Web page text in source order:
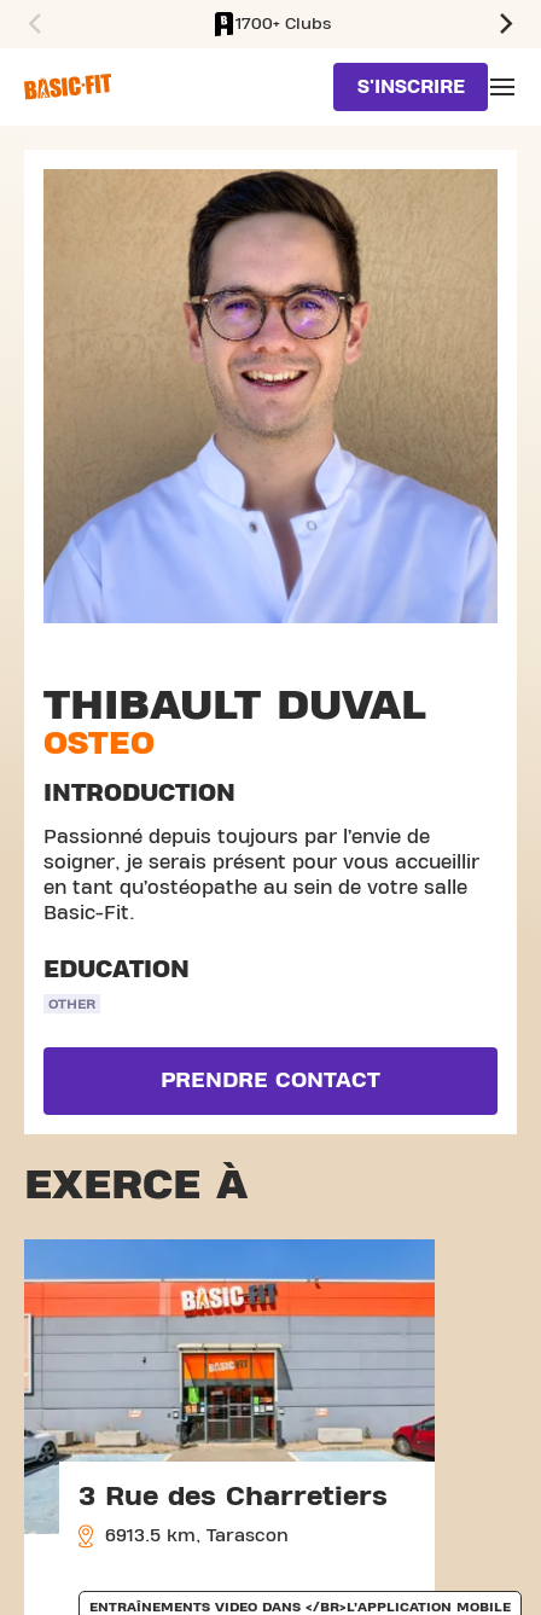
1700+ Clubs
S'INSCRIRE
THIBAULT DUVAL
OSTEO
INTRODUCTION
Passionné depuis toujours par l’envie de
soigner, je serais présent pour vous accueillir
en tant qu’ostéopathe au sein de votre salle
Basic-Fit.
EDUCATION
OTHER
PRENDRE CONTACT
EXERCE À
3 Rue des Charretiers
6913.5 km, Tarascon
ENTRAÎNEMENTS VIDEO DANS </BR>L’APPLICATION MOBILE